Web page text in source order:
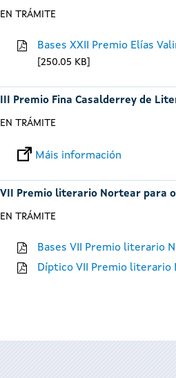
EN TRÁMITE
Bases XXII Premio Elías
250.05 KB
III Premio Fina Casalderrey de
EN TRÁMITE
Máis información
VII Premio literario Nortear para o
EN TRÁMITE
Bases VII Premio literario
Díptico VII Premio literario